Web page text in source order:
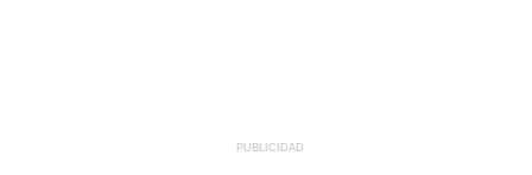
PUBLICIDAD